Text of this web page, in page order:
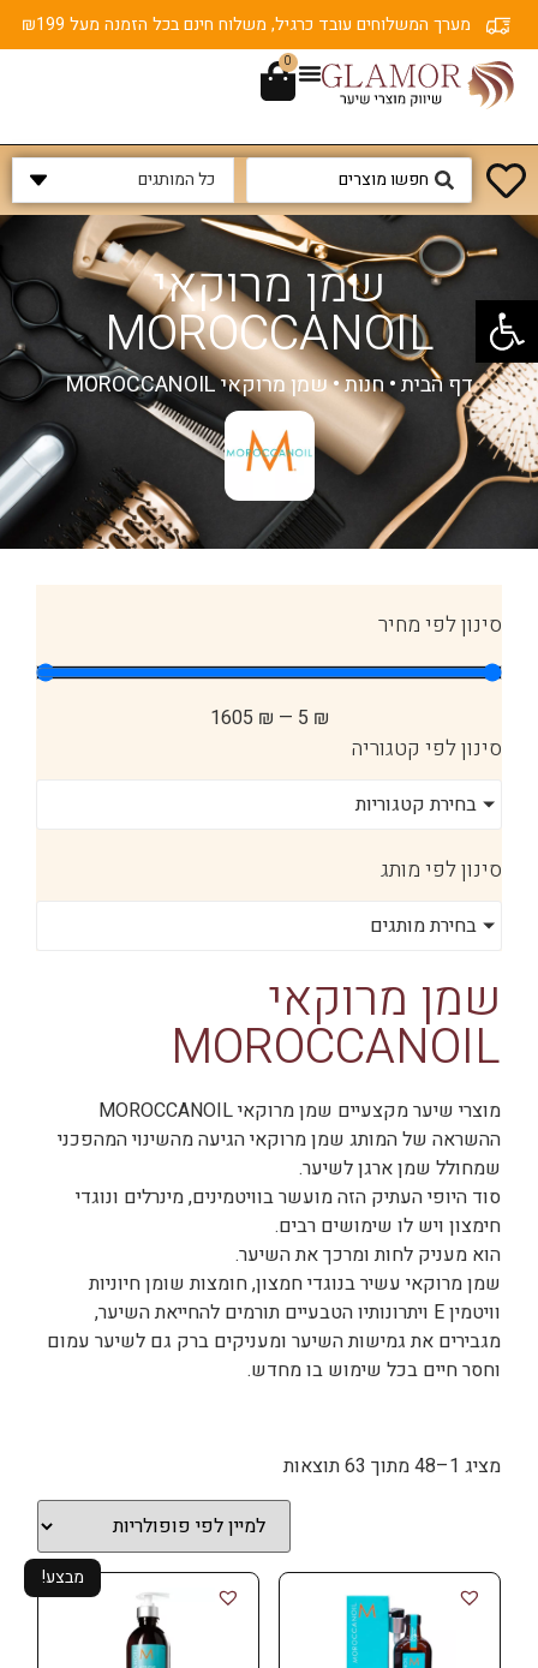
פתח סרגל נגישות
מערך המשלוחים עובד כרגיל, משלוח חינם בכל הזמנה מעל ₪199
0
שמן מרוקאי
MOROCCANOIL
דף הבית•חנות•שמן מרוקאי MOROCCANOIL
סינון לפי מחיר
₪
5
—
₪
1605
סינון לפי קטגוריה
בחירת קטגוריות
סינון לפי מותג
בחירת מותגים
שמן מרוקאי
MOROCCANOIL
מוצרי שיער מקצעיים שמן מרוקאי MOROCCANOIL
ההשראה של המותג שמן מרוקאי הגיעה מהשינוי המהפכני
שמחולל שמן ארגן לשיער.
סוד היופי העתיק הזה מועשר בוויטמינים, מינרלים ונוגדי
חימצון ויש לו שימושים רבים.
הוא מעניק לחות ומרכך את השיער.
שמן מרוקאי עשיר בנוגדי חמצון, חומצות שומן חיוניות
וויטמין E ויתרונותיו הטבעיים תורמים להחייאת השיער,
מגבירים את גמישות השיער ומעניקים ברק גם לשיער עמום
וחסר חיים בכל שימוש בו מחדש.
מציג 1–48 מתוך 63 תוצאות
מבצע!